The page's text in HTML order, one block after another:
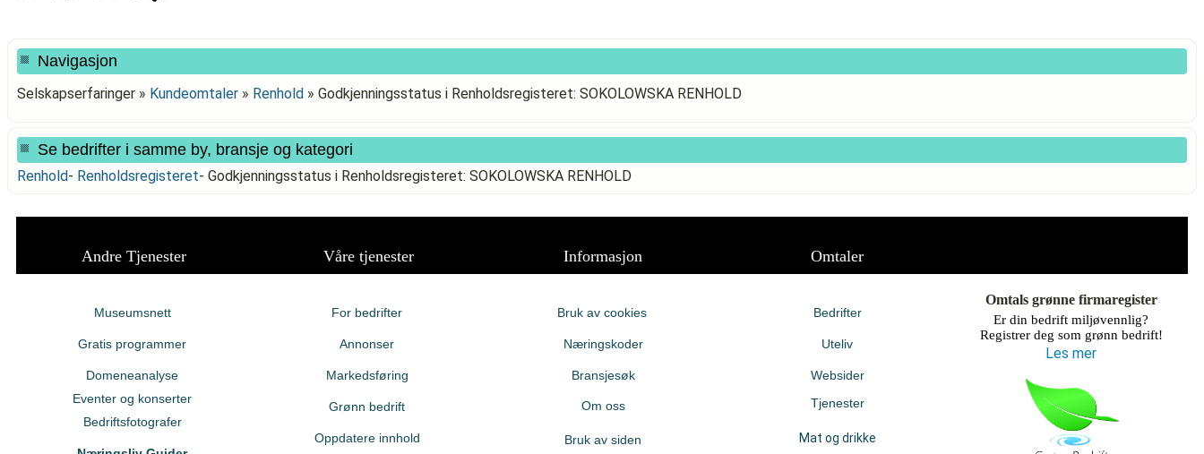
Navigasjon
Selskapserfaringer » Kundeomtaler » Renhold » Godkjenningsstatus i Renholdsregisteret: SOKOLOWSKA RENHOLD
Se bedrifter i samme by, bransje og kategori
Renhold- Renholdsregisteret- Godkjenningsstatus i Renholdsregisteret: SOKOLOWSKA RENHOLD
Andre Tjenester Våre tjenester Informasjon Omtaler
Museumsnett
Gratis programmer
Domeneanalyse
Eventer og konserter
Bedriftsfotografer
For bedrifter
Annonser
Markedsføring
Grønn bedrift
Oppdatere innhold
Bruk av cookies
Næringskoder
Bransjesøk
Om oss
Bruk av siden
Bedrifter
Uteliv
Websider
Tjenester
Mat og drikke
Omtals grønne firmaregister
Er din bedrift miljøvennlig?
Registrer deg som grønn bedrift!
Les mer